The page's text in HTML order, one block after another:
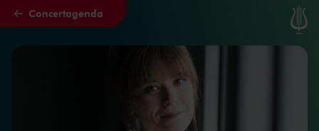
Naar hoofdcontent
Concertagenda